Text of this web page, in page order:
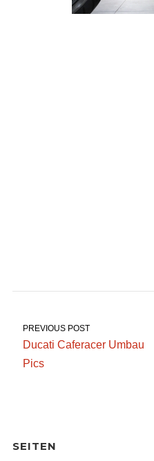
PREVIOUS POST
Ducati Caferacer Umbau
Pics
SEITEN